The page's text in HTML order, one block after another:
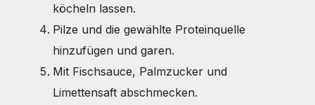
köcheln lassen.
Pilze und die gewählte Proteinquelle
hinzufügen und garen.
Mit Fischsauce, Palmzucker und
Limettensaft abschmecken.